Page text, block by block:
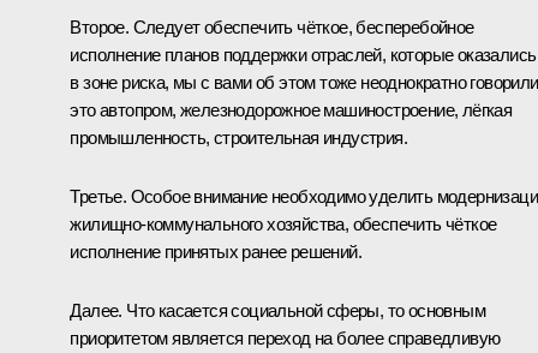
Второе. Следует обеспечить чёткое, бесперебойное
исполнение планов поддержки отраслей, которые оказались
в зоне риска, мы с вами об этом тоже неоднократно
это автопром, железнодорожное машиностроение, лёгкая
промышленность, строительная индустрия.
Третье. Особое внимание необходимо уделить
жилищно-коммунального хозяйства, обеспечить чёткое
исполнение принятых ранее решений.
Далее. Что касается социальной сферы, то основным
приоритетом является переход на более справедливую